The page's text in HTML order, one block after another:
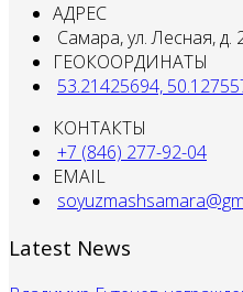
АДРЕС
Самара, ул. Лесная, д.
ГЕОКООРДИНАТЫ
53.21425694,
КОНТАКТЫ
+7 (846) 277-92-04
EMAIL
Latest News